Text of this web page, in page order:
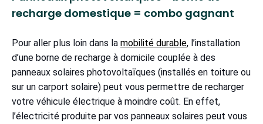
recharge domestique = combo gagnant
Pour aller plus loin dans la mobilité durable, l’installation
d’une borne de recharge à domicile couplée à des
panneaux solaires photovoltaïques (installés en toiture ou
sur un carport solaire) peut vous permettre de recharger
votre véhicule électrique à moindre coût. En effet,
l’électricité produite par vos panneaux solaires peut vous